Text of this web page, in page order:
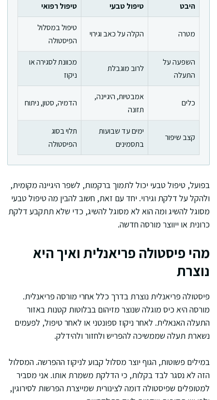
היבט טיפול טבעי טיפול רפואי
מטרה הקלה על כאב וגירוי
טיפול במסלול
הפיסטולה
השפעה על
התעלה
לרוב מוגבלת
מכוונת לסגירה או
ניקוז
כלים
אמבטיות, היגיינה,
תזונה
הדמיה, סטון, ניתוח
קצב שיפור
ימים עד שבועות
בתסמינים
תלוי בסוג
הפיסטולה
בפועל, טיפול טבעי יכול לתמוך ברקמות, לשפר היגיינה מקומית,
ולהקל על דלקת וגירוי. יחד עם זאת, חשוב להבין מה טיפול טבעי
מסוגל להשיג ומה הוא לא מסוגל להשיג, כדי שלא תתקבע דלקת
כרונית או ייווצר מורסה חדשה.
מהי פיסטולה פריאנלית ואיך היא
נוצרת
פיסטולה פריאנלית נוצרת בדרך כלל אחרי מורסה פריאנלית.
מורסה היא כיס מוגלה שנוצר מזיהום בבלוטות קטנות באזור
התעלה האנאלית. לאחר ניקוז ספונטני או לאחר טיפול, לפעמים
נשארת תעלה שממשיכה להפריש ולחזור ולהידלק.
במילים פשוטות, הגוף יוצר מסלול קבוע לניקוז ההפרשה. המסלול
הזה לא נסגר לבד בקלות, כי הדלקת משמרת אותו. אני מסביר
למטופלים שפיסטולה דומה לצינורית שמייצרת הפרשות לסירוגין,